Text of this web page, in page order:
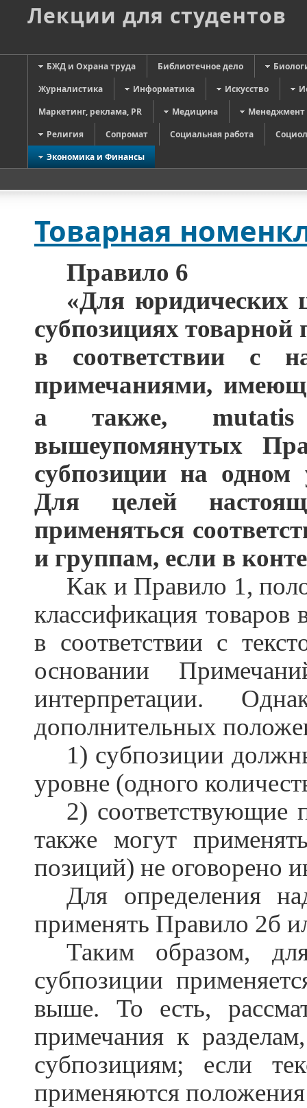
Лекции для студентов
БЖД и Охрана труда Библиотечное дело
Журналистика
Информатика Искусство
Маркетинг, реклама, PR
Медицина
Менеджмент
Религия
Сопромат Социальная работа
Экономика и Финансы
Товарная
Правило 6
«Для юридических
субпозициях
в соответствии с
примечаниями,
а также, mutatis
вышеупомянутых
субпозиции на
Для целей
применяться
и группам, если в
Как и Правило 1,
классификация
в соответствии с
основании
интерпретации.
дополнительных
1) субпозиции
уровне (одного
2) соответствующие
также могут
позиций) не оговорено
Для определения
применять Правило 2б
Таким образом,
субпозиции
выше. То есть,
примечания к
субпозициям; если
применяются